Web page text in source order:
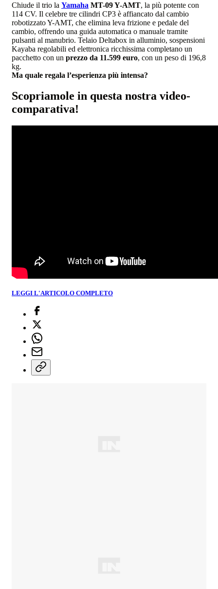
Chiude il trio la Yamaha MT-09 Y-AMT, la più potente con
114 CV. Il celebre tre cilindri CP3 è affiancato dal cambio
robotizzato Y-AMT, che elimina leva frizione e pedale del
cambio, offrendo una guida automatica o manuale tramite
pulsanti al manubrio. Telaio Deltabox in alluminio, sospensioni
Kayaba regolabili ed elettronica ricchissima completano un
pacchetto con un prezzo da 11.599 euro, con un peso di 196,8
kg.
Ma quale regala l’esperienza più intensa?
Scopriamole in questa nostra video-
comparativa!
LEGGI L'ARTICOLO COMPLETO